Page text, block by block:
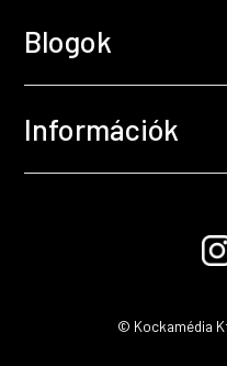
Blogok
Információk
© Kockamédia